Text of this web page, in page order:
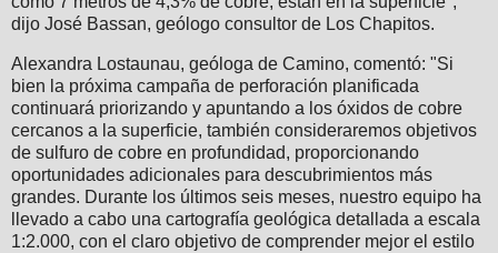
dijo José Bassan, geólogo consultor de Los Chapitos.
Alexandra Lostaunau, geóloga de Camino, comentó: "Si
bien la próxima campaña de perforación planificada
continuará priorizando y apuntando a los óxidos de cobre
cercanos a la superficie, también consideraremos objetivos
de sulfuro de cobre en profundidad, proporcionando
oportunidades adicionales para descubrimientos más
grandes. Durante los últimos seis meses, nuestro equipo ha
llevado a cabo una cartografía geológica detallada a escala
1:2.000, con el claro objetivo de comprender mejor el estilo